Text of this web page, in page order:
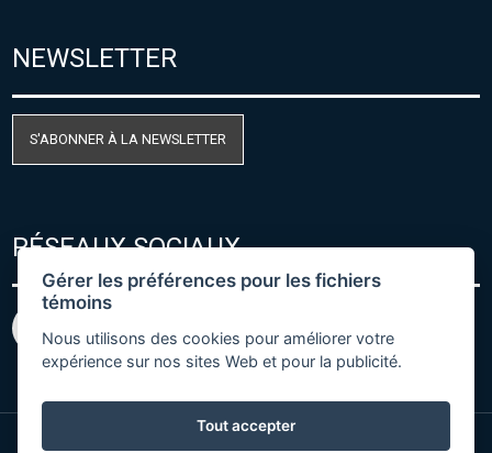
NEWSLETTER
S'ABONNER À LA NEWSLETTER
RÉSEAUX SOCIAUX
Gérer les préférences pour les fichiers
témoins
Nous utilisons des cookies pour améliorer votre
expérience sur nos sites Web et pour la publicité.
Tout accepter